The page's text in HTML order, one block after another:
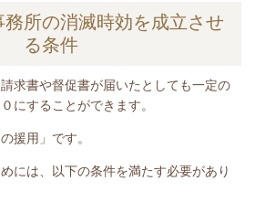
所の消滅時効を成立させ
る条件
求書や督促書が届いたとしても一定の
にすることができます。
援用」です。
には、以下の条件を満たす必要があり